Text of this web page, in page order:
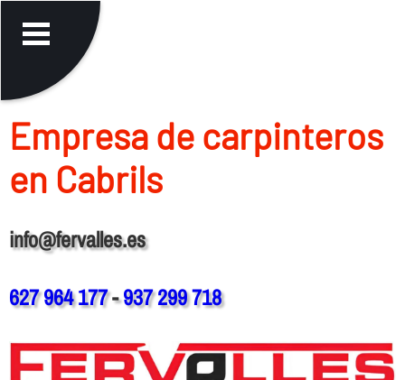
Empresa de carpinteros
en Cabrils
info@fervalles.es
627 964 177-937 299 718